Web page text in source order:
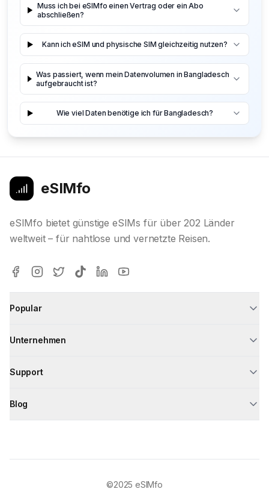
Muss ich bei eSIMfo einen Vertrag oder ein Abo
abschließen?
Kann ich eSIM und physische SIM gleichzeitig nutzen?
Was passiert, wenn mein Datenvolumen in Bangladesch
aufgebraucht ist?
Wie viel Daten benötige ich für Bangladesch?
eSIMfo
eSIMfo bietet günstige eSIMs für über 202 Länder
weltweit – für nahtlose und vernetzte Reisen.
Popular
Unternehmen
Support
Blog
©2025 eSIMfo